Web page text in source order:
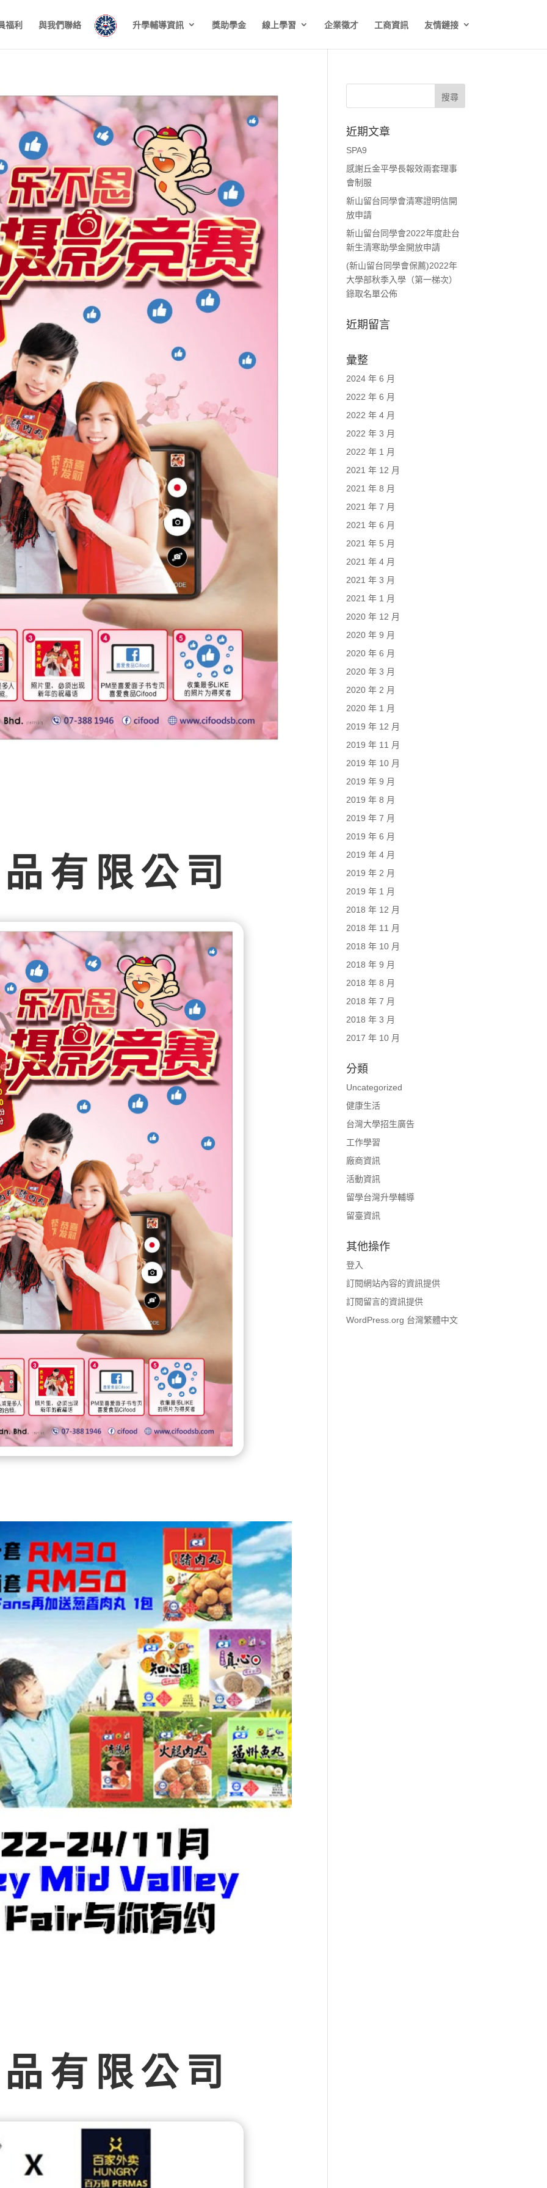
福利 與我們聯絡 升學輔導資訊 獎助學金 線上學習 企業徵才 工商資訊 友情鏈接
有限公司
有限公司
近期文章
SPA9
感謝丘金平學長報效兩套理事
會制服
新山留台同學會清寒證明信開
放申請
新山留台同學會2022年度赴台
新生清寒助學金開放申請
(新山留台同學會保薦)2022年
大學部秋季入學（第一梯次）
錄取名單公佈
近期留言
彙整
2024 年 6 月
2022 年 6 月
2022 年 4 月
2022 年 3 月
2022 年 1 月
2021 年 12 月
2021 年 8 月
2021 年 7 月
2021 年 6 月
2021 年 5 月
2021 年 4 月
2021 年 3 月
2021 年 1 月
2020 年 12 月
2020 年 9 月
2020 年 6 月
2020 年 3 月
2020 年 2 月
2020 年 1 月
2019 年 12 月
2019 年 11 月
2019 年 10 月
2019 年 9 月
2019 年 8 月
2019 年 7 月
2019 年 6 月
2019 年 4 月
2019 年 2 月
2019 年 1 月
2018 年 12 月
2018 年 11 月
2018 年 10 月
2018 年 9 月
2018 年 8 月
2018 年 7 月
2018 年 3 月
2017 年 10 月
分類
Uncategorized
健康生活
台灣大學招生廣告
工作學習
廠商資訊
活動資訊
留學台灣升學輔導
留臺資訊
其他操作
登入
訂閱網站內容的資訊提供
訂閱留言的資訊提供
WordPress.org 台灣繁體中文